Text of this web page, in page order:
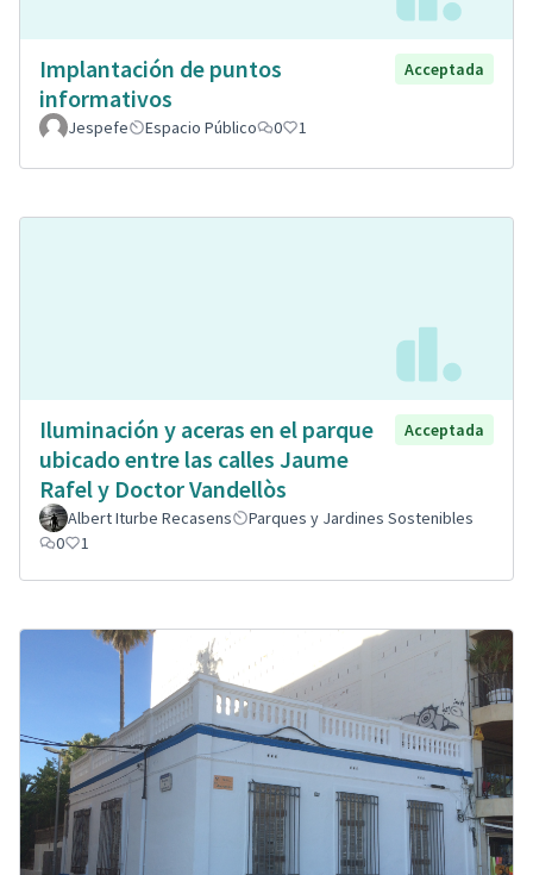
Implantación de puntos
informativos
Acceptada
Jespefe Espacio Público 0 1
Iluminación y aceras en el parque
ubicado entre las calles Jaume
Rafel y Doctor Vandellòs
Acceptada
Albert Iturbe Recasens
Parques y Jardines Sostenibles
0
1